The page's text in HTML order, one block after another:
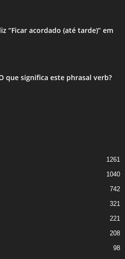
“Ficar acordado (até tarde)” em
que significa este phrasal verb?
1261
1040
742
321
221
208
98